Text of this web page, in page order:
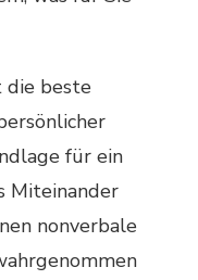
die beste
für ein
Miteinander
nonverbale